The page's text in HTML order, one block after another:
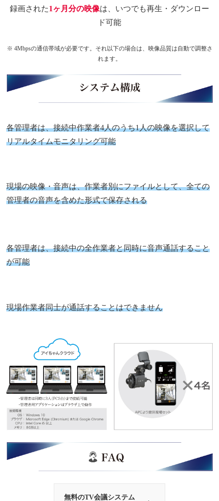
録画された1ヶ月分の映像は、いつでも再生・ダウンロー
ド可能
※ 4Mbpsの通信帯域が必要です。それ以下の場合は、映像品質は自動で調整さ
れます。
各管理者は、接続中作業者4人のうち1人の映像を選択して
リアルタイムモニタリング可能
現場の映像・音声は、作業者別にファイルとして、全ての
管理者の音声を含めた形式で保存される
各管理者は、接続中の全作業者と同時に音声通話すること
が可能
現場作業者同士が通話することはできません
無料のTV会議システム